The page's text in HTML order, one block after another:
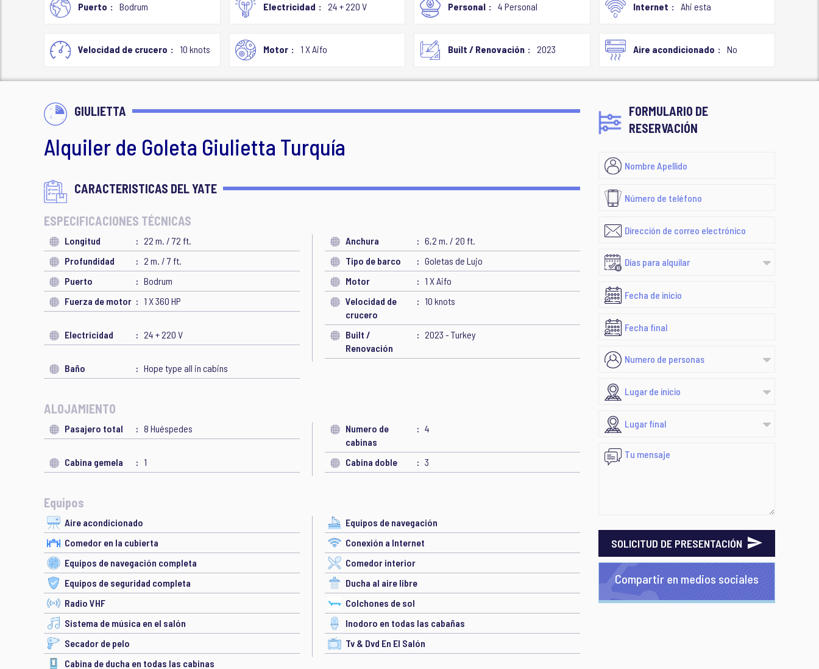
Puerto Bodrum Electricidad 24 + 220 V Personal 4 Personal Internet Ahi esta
Velocidad de crucero 10 knots Motor 1 X Aifo Built / Renovación 2023 Aire acondicionado No
GIULIETTA
Alquiler de Goleta Giulietta Turquía
CARACTERISTICAS DEL YATE
ESPECIFICACIONES TÉCNICAS
Longitud 22 m. / 72 ft. Anchura
6,2 m. / 20 ft.
Profundidad
2 m. / 7 ft. Tipo de barco
Goletas de Lujo
Puerto
Bodrum Motor
1 X Aifo
Fuerza de motor
1 X 360 HP
Velocidad de
crucero
10 knots
Electricidad 24 + 220 V
Built /
Renovación
2023 - Turkey
Baño Hope type all in cabins
ALOJAMIENTO
Pasajero total 8 Huéspedes
Numero de
cabinas
4
Cabina gemela 1 Cabina doble 3
Equipos
Aire acondicionado
Equipos de navegación
Comedor en la cubierta
Conexión a Internet
Equipos de navegación completa
Comedor interior
Equipos de seguridad completa
Ducha al aire libre
Radio VHF
Colchones de sol
Sistema de música en el salón
Inodoro en todas las cabañas
Secador de pelo
Tv & Dvd En El Salón
Cabina de ducha en todas las cabinas
FORMULARIO DE
RESERVACIÓN
SOLICITUD DE PRESENTACIÓN
Compartir en medios sociales